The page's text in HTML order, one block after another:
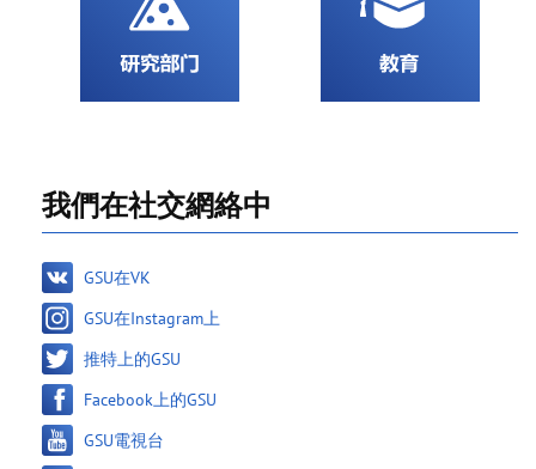
我們在社交網絡中
GSU在VK
GSU在Instagram上
推特上的GSU
Facebook上的GSU
GSU電視台